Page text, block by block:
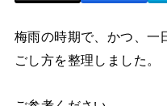
梅雨の時期で、かつ、一
ごし方を整理しました。